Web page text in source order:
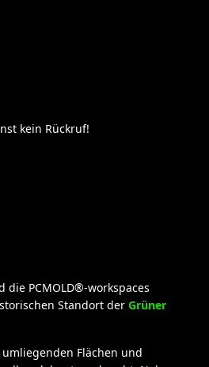
kein Rückruf!
die PCMOLD®-workspaces
Standort der Grüner
Flächen und